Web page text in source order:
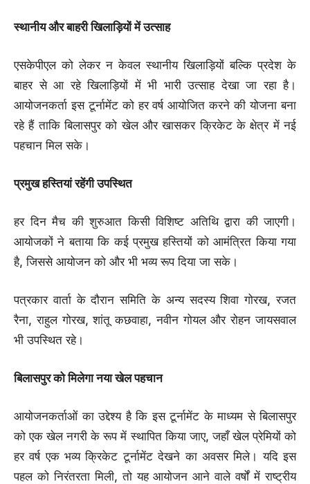
स्थानीय और बाहरी खिलाड़ियों में उत्साह
एसकेपीएल को लेकर न केवल स्थानीय खिलाड़ियों बल्कि प्रदेश के
बाहर से आ रहे खिलाड़ियों में भी भारी उत्साह देखा जा रहा है।
आयोजनकर्ता इस टूर्नामेंट को हर वर्ष आयोजित करने की योजना बना
रहे हैं ताकि बिलासपुर को खेल और खासकर क्रिकेट के क्षेत्र में नई
पहचान मिल सके।
प्रमुख हस्तियां रहेंगी उपस्थित
हर दिन मैच की शुरुआत किसी विशिष्ट अतिथि द्वारा की जाएगी।
आयोजकों ने बताया कि कई प्रमुख हस्तियों को आमंत्रित किया गया
है, जिससे आयोजन को और भी भव्य रूप दिया जा सके।
पत्रकार वार्ता के दौरान समिति के अन्य सदस्य शिवा गोरख, रजत
रैना, राहुल गोरख, शांतू कछवाहा, नवीन गोयल और रोहन जायसवाल
भी उपस्थित रहे।
बिलासपुर को मिलेगा नया खेल पहचान
आयोजनकर्ताओं का उद्देश्य है कि इस टूर्नामेंट के माध्यम से बिलासपुर
को एक खेल नगरी के रूप में स्थापित किया जाए, जहाँ खेल प्रेमियों को
हर वर्ष एक भव्य क्रिकेट टूर्नामेंट देखने का अवसर मिले। यदि इस
पहल को निरंतरता मिली, तो यह आयोजन आने वाले वर्षों में राष्ट्रीय